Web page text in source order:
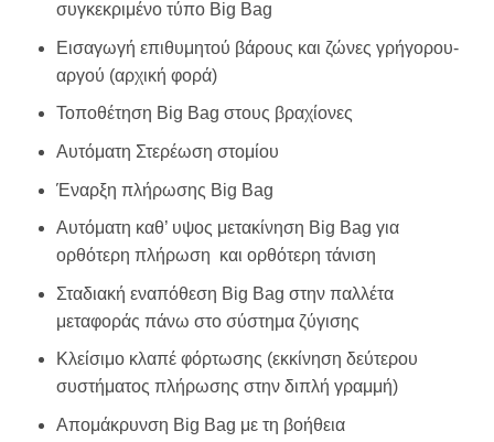
συγκεκριμένο τύπο Big Bag
Εισαγωγή επιθυμητού βάρους και ζώνες γρήγορου-
αργού (αρχική φορά)
Τοποθέτηση Big Bag στους βραχίονες
Αυτόματη Στερέωση στομίου
Έναρξη πλήρωσης Big Bag
Αυτόματη καθ’ υψος μετακίνηση Big Bag για
ορθότερη πλήρωση και ορθότερη τάνιση
Σταδιακή εναπόθεση Big Bag στην παλλέτα
μεταφοράς πάνω στο σύστημα ζύγισης
Κλείσιμο κλαπέ φόρτωσης (εκκίνηση δεύτερου
συστήματος πλήρωσης στην διπλή γραμμή)
Απομάκρυνση Big Bag με τη βοήθεια